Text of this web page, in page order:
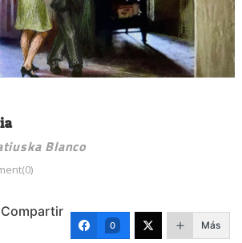
Blanco
Compartir
0 Más